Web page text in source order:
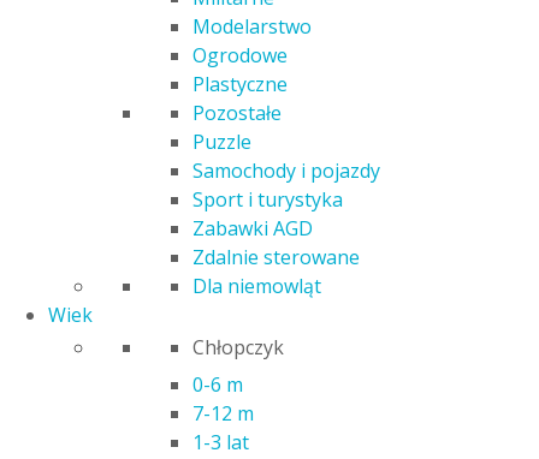
Modelarstwo
Ogrodowe
Plastyczne
Pozostałe
Puzzle
Samochody i pojazdy
Sport i turystyka
Zabawki AGD
Zdalnie sterowane
Dla niemowląt
Wiek
Chłopczyk
0-6 m
7-12 m
1-3 lat
PUZZLE 4X250 EL. SPONGEBOB
SZALONY ŚWIAT SPONGEBOBA 13342
28,00 zł
Poprzednia najniższa cena:
ilość PUZZLE 4X250 EL. SPONGEBOB SZALONY ŚWIAT